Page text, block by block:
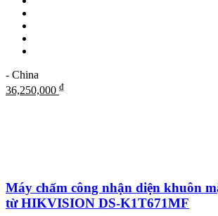
- China
36,250,000 ₫
Máy chấm công nhận diện khuôn
từ HIKVISION DS-K1T671MF